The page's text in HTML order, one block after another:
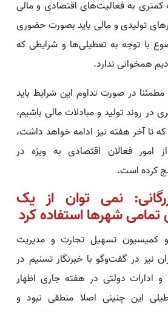
کمتری به فعالیت‌های اقتصادی و مالی
تولیدی و مالی باید بصورت حضوری
با توجه به تعطیلی‌ها و شرایطی که
همخوانی ندارد.
در صورت تداوم این شرایط باید
در روند تولید و مبادلات مالی باشیم،
تا آخر هفته نیز ادامه خواهد داشت،
فعالان اقتصادی به ویژه در
کرده است.
نمی توان از یک
تمامی شهرها استفاده کرد
کمیسیون تسهیل تجارت و مدیریت
نیز در گفت‌وگو با خبرنگار تسنیم در
ادارات دولتی در هفته جاری اظهار
این چنینی اصلا منطقی نبود و